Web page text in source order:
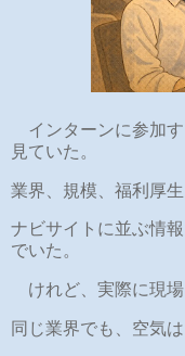
インターンに参加
見ていた。
業界、規模、福利厚生
ナビサイトに並ぶ情
でいた。
けれど、実際に現場
同じ業界でも、空気は